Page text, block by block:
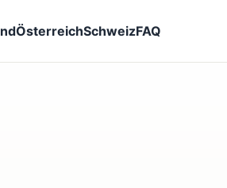
ÖsterreichSchweizFAQ